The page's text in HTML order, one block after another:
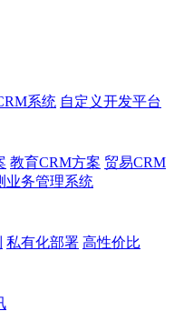
系统 自定义开发平台
教育CRM方案 贸易CRM
业务管理系统
私有化部署 高性价比